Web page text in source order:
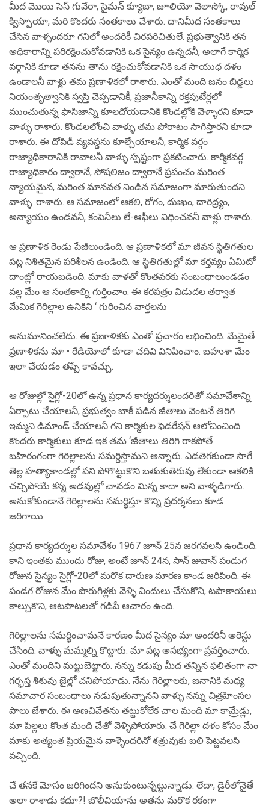
మీద మొయి సెస్ గువేరా, సైమన్ క్యూబా, జూలియో వెలాస్కో, రావుల్
క్విస్పాయా, మరి కొందరు సంతకాలు చేశారు. దానిమీద సంతకాలు
చేసిన వాళ్ళందరూ గనిలో అందరికీ చిరపరిచితులే. ప్రభుత్వానికి తన
అధికారాన్ని పరిరక్షించుకోవడానికి ఒక సైన్యం ఉన్నదనీ, అలాగే కార్మిక
వర్గానికి కూడా తనను తాను రక్షించుకోవడానికి ఒక సాయుధ దళం
ఉండాలనీ వాళ్లు తమ ప్రణాళికలో రాశారు. ఎంతో మంది జనం బిడ్డలు
నియంతృత్వానికి స్వస్తి చెప్పడానికీ, ప్రజానీకాన్ని రక్తపుటేర్లలో
ముంచుతున్న ఫాసిజాన్ని కూలదోయడానికి కొండల్లోకి వెళ్ళారని కూడా
వాళ్ళు రాశారు. కొండలలోంచి వాళ్ళు తమ పోరాటం సాగిస్తారని కూడా
రాశారు. ఈ దోపిడీ వ్యవస్థను కూల్చేయాలనీ, కార్మిక వర్గం
రాజ్యాధికారానికి రావాలనీ వాళ్ళు స్పష్టంగా ప్రకటించారు. కార్మికవర్గ
రాజ్యాధికారం ద్వారానే, సోషలిజం ద్వారానే ప్రపంచం మరింత
న్యాయమైన, మరింత మానవత నిండిన సమాజంగా మారుతుందని
వాళ్ళు .రాశారు. ఆ సమాజంలో ఆకలి, రోగం, దుఃఖం, దారిద్ర్యం,
అన్యాయం ఉండవనీ, కంపెనీలు లే-ఆఫీలు విధించవనీ వాళ్లు రాశారు.
ఆ ప్రణాళిక రెండు పేజీలుండింది. ఆ ప్రణాళికలో మా జీవన స్థితిగతుల
పట్ల నిశితమైన పరిశీలన ఉండింది. ఆ స్థితిగతుల్లో మా కర్తవ్యం ఏమిటో
దాంట్లో రాయబడింది. మాకు వాళతో కొంతవరకు సంబంధాలుండడం
వల్ల మేం ఆ సంతకాల్ని గుర్తించాం. ఈ కరపత్రం విడుదల తర్వాత
మేమిక గెరిల్లాల ఉనికిని ‘ గురించిన వార్తలను
అనుమానించలేదు. ఈ ప్రణాళికకు ఎంతో ప్రచారం లభించింది. మేమైతే
ప్రణాళికను మా • రేడియోలో కూడా చదివి వినిపించాం. బహుశా మేం
ఇలా చేయడం తప్పే కావచ్చు.
ఆ రోజుల్లో సైగ్లో-20లో ఉన్న ప్రధాన కార్యదర్శులందరితో సమావేశాన్ని
ఏర్పాటు చేయాలనీ, ప్రభుత్వం బాకీ పడిన జీతాలు వెంటనే తిరిగి
ఇమ్మని డిమాండ్ చేయాలనీ గని కార్మికుల ఫెడరేషన్ ఆలోచించింది.
కొందరు కార్మికులు కూడ ఇక తమ ‘జీతాలు తిరిగి రాకపోతే
బహిరంగంగా గెరిల్లాలను సమర్థిస్తామని అన్నారు. ఎడతెగకుండా సాగే
తెల్ల హత్యాకాండల్లో పని పోగొట్టుకొని బతుకుతెరువు లేకుండా ఆకలికి
చచ్చిపోయే కన్న అడవుల్లో చావడం మిన్న కాదా అని వాళ్ళడిగారు.
అనుకోకుండానే గెరిల్లాలను సమర్థిస్తూ కొన్ని ప్రదర్శనలు కూడ
జరిగాయి.
ప్రధాన కార్యదర్శుల సమావేశం 1967 జూన్ 25న జరగవలసి ఉండింది.
కాని ఇంతకు ముందు రోజు, అంటే జూన్ 24న, సాన్ జువాన్ పండుగ
రోజున సైన్యం సైగ్లో-20లో మరొక దారుణ మారణ కాండ జరిపింది. ఈ
పండగ రోజున మేం పొరుగిళ్లకు వెళ్ళి విందులు చేసుకొని, టపాకాయలు
కాల్చుకొని, ఆటపాటలతో గడిపే ఆచారం ఉంది.
గెరిల్లాలను సమర్థించామనే కారణం మీద సైన్యం మా అందరినీ అరెస్టు
చేసింది. వాళ్ళు మమ్మల్ని కొట్టారు. మా పట్ల అసభ్యంగా ప్రవర్తించారు.
ఎంతో మందిని మట్టుబెట్టారు. నన్ను కడుపు మీద తన్నిన ఫలితంగా నా
గర్భస్త శిశువు జైల్లో చనిపోయాడు. నేను గెరిల్లాలకు, జనానికి మధ్య
సమాచార సంబంధాలు నడుపుతున్నానని వాళ్ళు నన్ను చిత్రహింసల
పాలు జేశారు. ఈ అణచివేతను తట్టుకోలేక చాల మంది మా కామ్రేడ్లు,
మా పిల్లలు కొంత మంది చేతో వెళ్ళిపోయారు. చే గెరిల్లా దళం కోసం మేం
మాకు అత్యంత ప్రియమైన వాళ్ళెందరినో శత్రువుకు బలి పెట్టవలసి
వచ్చింది.
చే తనకే మోసం జరిగిందని అనుకుంటున్నట్టున్నాడు. లేదా, డైరీలోనైతే
అలా రాశాడు కదూ?! బొలీవియాను అతను మరొక రకంగా